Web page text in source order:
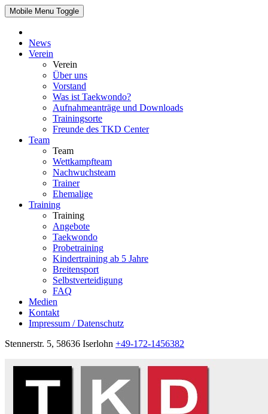
Mobile Menu Toggle
News
Verein
Verein
Über uns
Vorstand
Was ist Taekwondo?
Aufnahmeanträge und Downloads
Trainingsorte
Freunde des TKD Center
Team
Team
Wettkampfteam
Nachwuchsteam
Trainer
Ehemalige
Training
Training
Angebote
Taekwondo
Probetraining
Kindertraining ab 5 Jahre
Breitensport
Selbstverteidigung
FAQ
Medien
Kontakt
Impressum / Datenschutz
Stennerstr. 5, 58636 Iserlohn +49-172-1456382